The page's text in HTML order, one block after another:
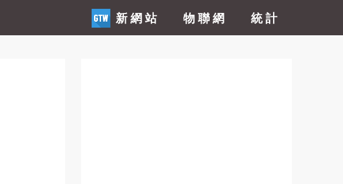
新網站 物聯網 統計